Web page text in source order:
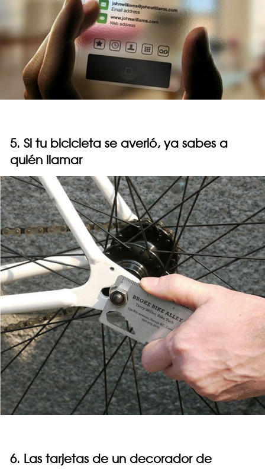
5. Si tu bicicleta se averió, ya sabes a
quién llamar
6. Las tarjetas de un decorador de